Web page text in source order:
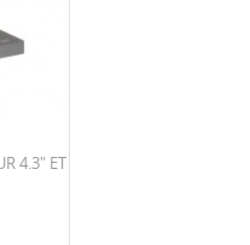
4.3" ET